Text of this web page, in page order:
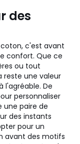
des
c'est avant
confort. Que ce
ou tout
reste une valeur
l'agréable. De
personnaliser
une paire de
des instants
pour un
avant des motifs